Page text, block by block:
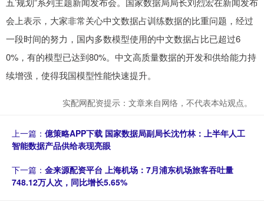
会上表示，大家非常关心中文数据占训练数据的比重问题，经过
一段时间的努力，国内多数模型使用的中文数据占比已超过6
0%，有的模型已达到80%。中文高质量数据的开发和供给能力持
续增强，使得我国模型性能快速提升。
实配网配资提示：文章来自网络，不代表本站观点。
上一篇： 億策略APP下载 国家数据局副局长沈竹林：上半年人工
智能数据产品供给表现亮眼
下一篇： 金来源配资平台 上海机场：7月浦东机场旅客吞吐量
748.12万人次，同比增长5.65%